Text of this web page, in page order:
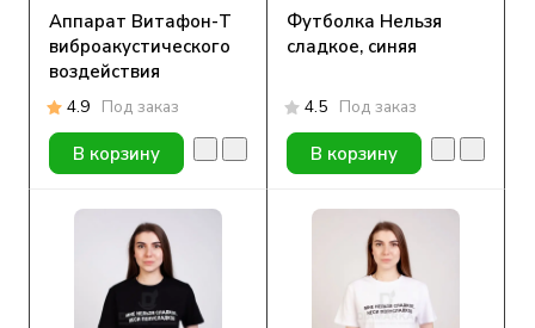
Аппарат Витафон-Т
виброакустического
воздействия
4.9 Под заказ
В корзину
Футболка Нельзя
сладкое, синяя
4.5 Под заказ
В корзину